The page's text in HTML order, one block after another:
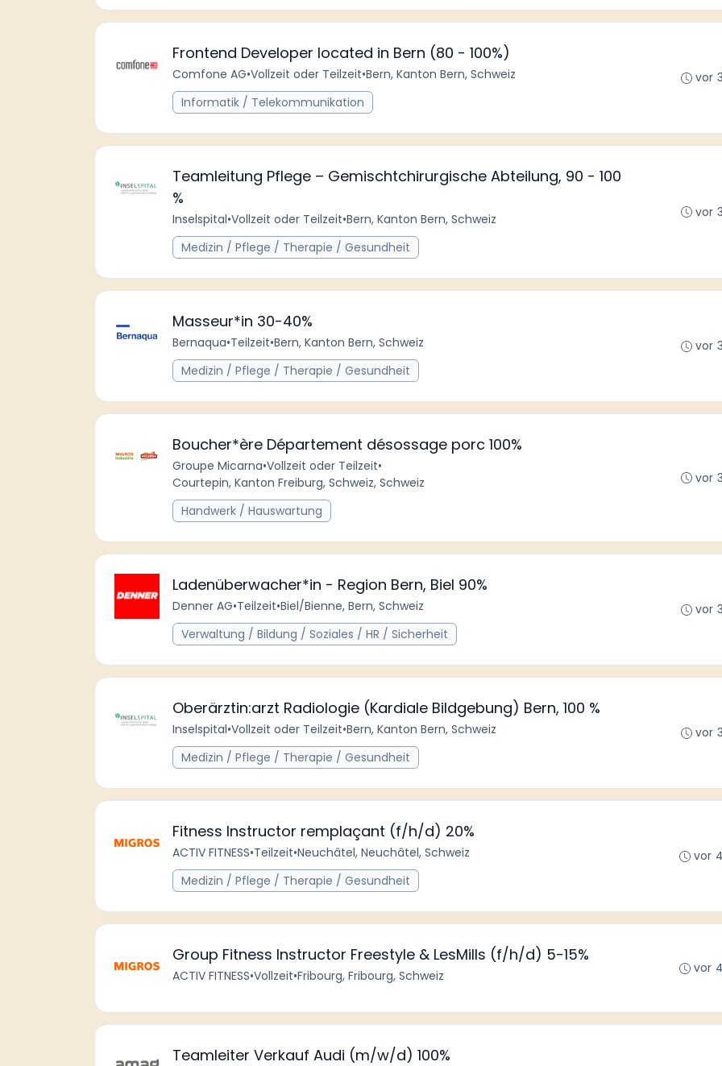
Frontend Developer located in Bern (80 - 100%)
Comfone AG•Vollzeit oder Teilzeit•Bern, Kanton Bern, Schweiz
Informatik / Telekommunikation
vor
Teamleitung Pflege – Gemischtchirurgische Abteilung, 90 - 100
%
Inselspital•Vollzeit oder Teilzeit•Bern, Kanton Bern, Schweiz
Medizin / Pflege / Therapie / Gesundheit
vor
Masseur*in 30-40%
Bernaqua•Teilzeit•Bern, Kanton Bern, Schweiz
Medizin / Pflege / Therapie / Gesundheit
vor
Boucher*ère Département désossage porc 100%
Groupe Micarna•Vollzeit oder Teilzeit•
Courtepin, Kanton Freiburg, Schweiz, Schweiz
Handwerk / Hauswartung
vor
Ladenüberwacher*in - Region Bern, Biel 90%
Denner AG•Teilzeit•Biel/Bienne, Bern, Schweiz
Verwaltung / Bildung / Soziales / HR / Sicherheit
vor
Oberärztin:arzt Radiologie (Kardiale Bildgebung) Bern, 100 %
Inselspital•Vollzeit oder Teilzeit•Bern, Kanton Bern, Schweiz
Medizin / Pflege / Therapie / Gesundheit
vor
Fitness Instructor remplaçant (f/h/d) 20%
ACTIV FITNESS•Teilzeit•Neuchâtel, Neuchâtel, Schweiz
Medizin / Pflege / Therapie / Gesundheit
vor
Group Fitness Instructor Freestyle & LesMills (f/h/d) 5-15%
ACTIV FITNESS•Vollzeit•Fribourg, Fribourg, Schweiz vor
Teamleiter Verkauf Audi (m/w/d) 100%